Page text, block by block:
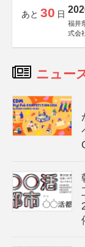
あと 30 日
福井
式会
ニュー